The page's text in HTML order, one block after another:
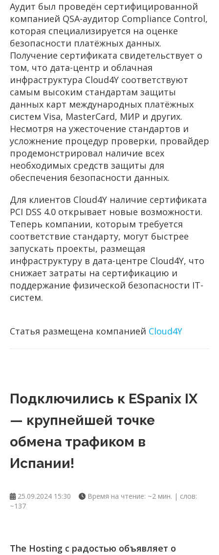
Аудит был проведён сертифицированной
компанией QSA-аудитор Compliance Control,
которая специализируется на оценке
безопасности платёжных данных.
Получение сертификата свидетельствует о
том, что дата-центр и облачная
инфраструктура Cloud4Y соответствуют
самым высоким стандартам защиты
данных карт международных платёжных
систем Visa, MasterCard, МИР и других.
Несмотря на ужесточение стандартов и
усложнение процедур проверки, провайдер
продемонстрировал наличие всех
необходимых средств защиты для
обеспечения безопасности данных.
Для клиентов Cloud4Y наличие сертификата
PCI DSS 4.0 открывает новые возможности.
Теперь компании, которым требуется
соответствие стандарту, могут быстрее
запускать проекты, размещая
инфраструктуру в дата-центре Cloud4Y, что
снижает затраты на сертификацию и
поддержание физической безопасности IT-
систем.
Статья размещена компанией Cloud4Y
Подключились к ESpanix IX
— крупнейшей точке
обмена трафиком в
Испании!
25.09.2024 15:30
Время на чтение: ~2 мин. | слов:
~137
The Hosting с радостью объявляет о